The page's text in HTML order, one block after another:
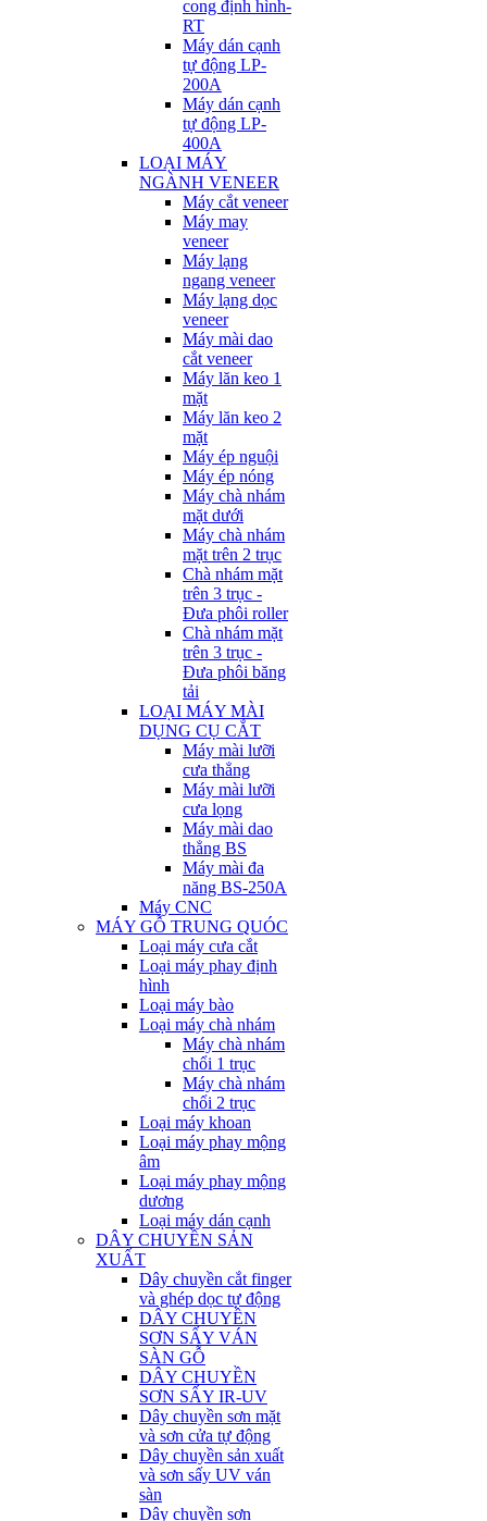
cong định hình-
RT
Máy dán cạnh
tự động LP-
200A
Máy dán cạnh
tự động LP-
400A
LOẠI MÁY
NGÀNH VENEER
Máy cắt veneer
Máy may
veneer
Máy lạng
ngang veneer
Máy lạng dọc
veneer
Máy mài dao
cắt veneer
Máy lăn keo 1
mặt
Máy lăn keo 2
mặt
Máy ép nguội
Máy ép nóng
Máy chà nhám
mặt dưới
Máy chà nhám
mặt trên 2 trục
Chà nhám mặt
trên 3 trục -
Đưa phôi roller
Chà nhám mặt
trên 3 trục -
Đưa phôi băng
tải
LOẠI MÁY MÀI
DỤNG CỤ CẮT
Máy mài lưỡi
cưa thẳng
Máy mài lưỡi
cưa lọng
Máy mài dao
thẳng BS
Máy mài đa
năng BS-250A
Máy CNC
MÁY GỖ TRUNG QUÓC
Loại máy cưa cắt
Loại máy phay định
hình
Loại máy bào
Loại máy chà nhám
Máy chà nhám
chổi 1 trục
Máy chà nhám
chổi 2 trục
Loại máy khoan
Loại máy phay mộng
âm
Loại máy phay mộng
dương
Loại máy dán cạnh
DÂY CHUYỀN SẢN
XUẤT
Dây chuyền cắt finger
và ghép dọc tự động
DÂY CHUYỀN
SƠN SẤY VÁN
SÀN GỖ
DÂY CHUYỀN
SƠN SẤY IR-UV
Dây chuyền sơn mặt
và sơn cửa tự động
Dây chuyền sản xuất
và sơn sấy UV ván
sàn
Dây chuyền sơn